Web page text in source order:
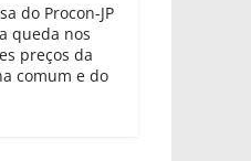
do Procon-JP
queda nos
preços da
comum e do